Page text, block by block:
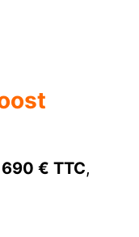
690 € TTC,